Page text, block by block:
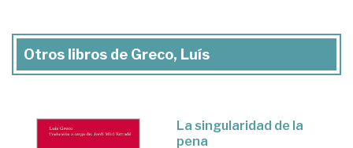
Otros libros de Greco, Luís
La singularidad de la
pena